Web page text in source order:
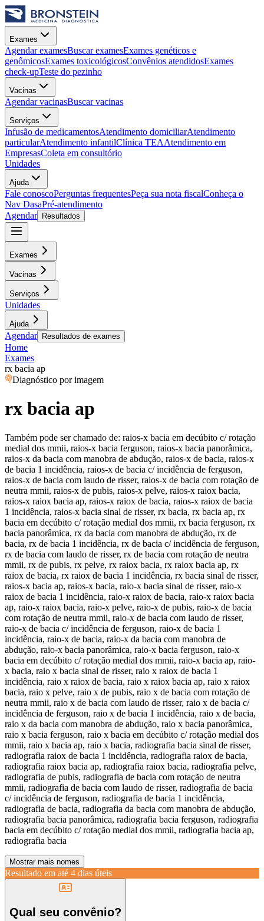
Exames
Agendar examesBuscar examesExames genéticos e
genômicosExames toxicológicosConvênios atendidosExames
check-upTeste do pezinho
Vacinas
Agendar vacinasBuscar vacinas
Serviços
Infusão de medicamentosAtendimento domiciliarAtendimento
particularAtendimento infantilClínica TEAAtendimento em
EmpresasColeta em consultório
Unidades
Ajuda
Fale conoscoPerguntas frequentesPeça sua nota fiscalConheça o
Nav DasaPré-atendimento
Agendar
Resultados
Exames
Vacinas
Serviços
Unidades
Ajuda
Agendar Resultados de exames
Home
Exames
rx bacia ap
Diagnóstico por imagem
rx bacia ap
Também pode ser chamado de: raios-x bacia em decúbito c/ rotação
medial dos mmii, raios-x bacia ferguson, raios-x bacia panorâmica,
raios-x da bacia com manobra de abdução, raios-x de bacia, raios-x
de bacia 1 incidência, raios-x de bacia c/ incidência de ferguson,
raios-x de bacia com laudo de risser, raios-x de bacia com rotação de
neutra mmii, raios-x de pubis, raios-x pelve, raios-x raiox bacia,
raios-x raiox bacia ap, raios-x raiox de bacia, raios-x raiox de bacia
1 incidência, raios-x bacia sinal de risser, rx bacia, rx bacia ap, rx
bacia em decúbito c/ rotação medial dos mmii, rx bacia ferguson, rx
bacia panorâmica, rx da bacia com manobra de abdução, rx de
bacia, rx de bacia 1 incidência, rx de bacia c/ incidência de ferguson,
rx de bacia com laudo de risser, rx de bacia com rotação de neutra
mmii, rx de pubis, rx pelve, rx raiox bacia, rx raiox bacia ap, rx
raiox de bacia, rx raiox de bacia 1 incidência, rx bacia sinal de risser,
raios-x bacia ap, raios-x bacia, raio-x bacia sinal de risser, raio-x
raiox de bacia 1 incidência, raio-x raiox de bacia, raio-x raiox bacia
ap, raio-x raiox bacia, raio-x pelve, raio-x de pubis, raio-x de bacia
com rotação de neutra mmii, raio-x de bacia com laudo de risser,
raio-x de bacia c/ incidência de ferguson, raio-x de bacia 1
incidência, raio-x de bacia, raio-x da bacia com manobra de
abdução, raio-x bacia panorâmica, raio-x bacia ferguson, raio-x
bacia em decúbito c/ rotação medial dos mmii, raio-x bacia ap, raio-
x bacia, raio x bacia sinal de risser, raio x raiox de bacia 1
incidência, raio x raiox de bacia, raio x raiox bacia ap, raio x raiox
bacia, raio x pelve, raio x de pubis, raio x de bacia com rotação de
neutra mmii, raio x de bacia com laudo de risser, raio x de bacia c/
incidência de ferguson, raio x de bacia 1 incidência, raio x de bacia,
raio x da bacia com manobra de abdução, raio x bacia panorâmica,
raio x bacia ferguson, raio x bacia em decúbito c/ rotação medial dos
mmii, raio x bacia ap, raio x bacia, radiografia bacia sinal de risser,
radiografia raiox de bacia 1 incidência, radiografia raiox de bacia,
radiografia raiox bacia ap, radiografia raiox bacia, radiografia pelve,
radiografia de pubis, radiografia de bacia com rotação de neutra
mmii, radiografia de bacia com laudo de risser, radiografia de bacia
c/ incidência de ferguson, radiografia de bacia 1 incidência,
radiografia de bacia, radiografia da bacia com manobra de abdução,
radiografia bacia panorâmica, radiografia bacia ferguson, radiografia
bacia em decúbito c/ rotação medial dos mmii, radiografia bacia ap,
radiografia bacia
Mostrar mais nomes
Resultado em até 4 dias úteis
Qual seu convênio?